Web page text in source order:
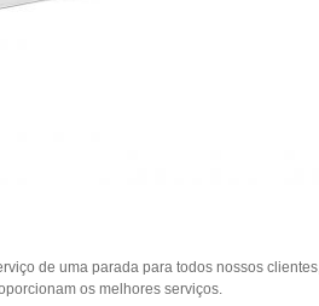
de uma parada para todos nossos
os melhores serviços.